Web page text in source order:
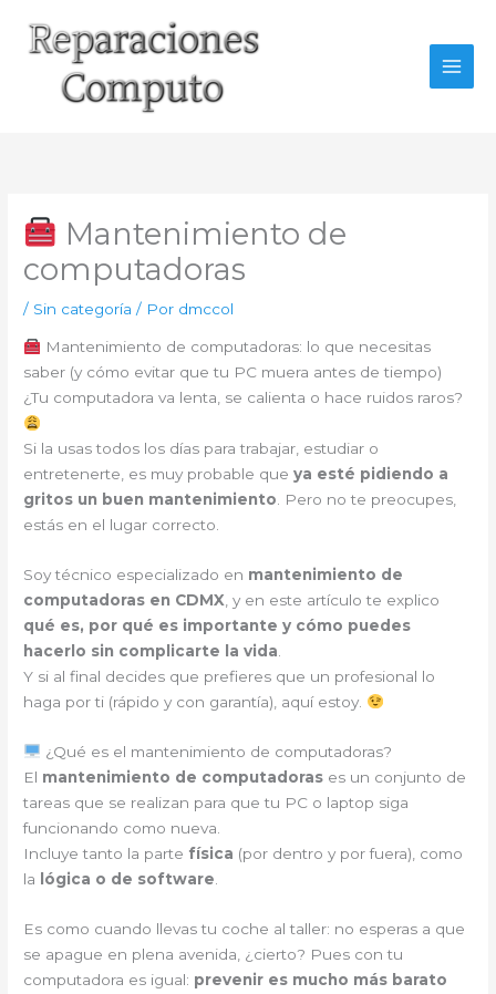
contenido
Mantenimiento de
computadoras
/ Sin categoría / Por dmccol
Mantenimiento de computadoras: lo que necesitas
saber (y cómo evitar que tu PC muera antes de tiempo)
¿Tu computadora va lenta, se calienta o hace ruidos raros?
Si la usas todos los días para trabajar, estudiar o
entretenerte, es muy probable queya esté pidiendo a
gritos un buen mantenimiento. Pero no te preocupes,
estás en el lugar correcto.
Soy técnico especializado en mantenimiento de
computadoras en CDMX , y en este artículo te explico
qué es, por qué es importante y cómo puedes
hacerlo sin complicarte la vida
Y si al final decides que prefieres que un profesional lo
haga por ti (rápido y con garantía), aquí estoy.
¿Qué es el mantenimiento de computadoras?
El mantenimiento de computadoras es un conjunto de
tareas que se realizan para que tu PC o laptop siga
funcionando como nueva.
Incluye tanto la parte física (por dentro y por fuera), como
la
lógica o de software
Es como cuando llevas tu coche al taller: no esperas a que
se apague en plena avenida, ¿cierto? Pues con tu
computadora es igual: prevenir es mucho más barato